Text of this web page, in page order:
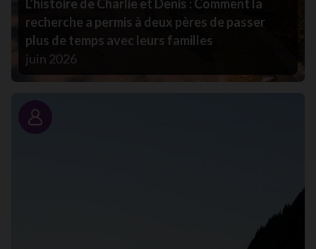
L’histoire de Charlie et Denis : Comment la
recherche a permis à deux pères de passer
plus de temps avec leurs familles
juin 2026
Portrait